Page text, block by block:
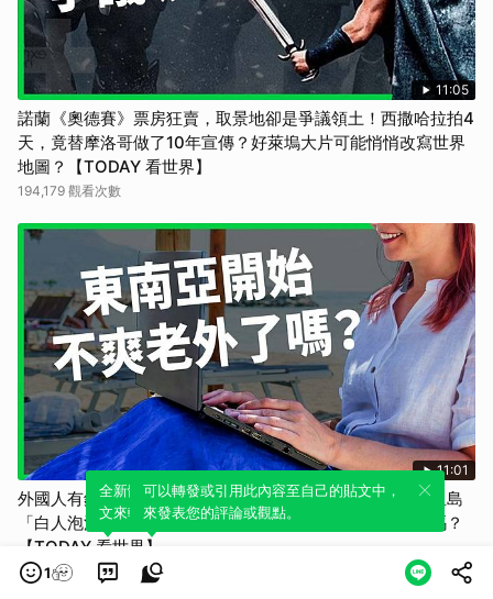
11:05
諾蘭《奧德賽》票房狂賣，取景地卻是爭議領土！西撒哈拉拍4
天，竟替摩洛哥做了10年宣傳？好萊塢大片可能悄悄改寫世界
地圖？【TODAY 看世界】
194,179 觀看次數
11:01
外國人有錢就能當老大？義大利遊學團點燃泰國怒火、峇里島
「白人泡泡」排擠本地人惹議！東南亞開始對老外不爽了嗎？
【TODAY 看世界】
230,742 觀看次數
1
全新體驗！一鍵引用此內容，透過發布貼
文來輕鬆表達個人立場。
可以轉發或引用此內容至自己的貼文中，
來發表您的評論或觀點。